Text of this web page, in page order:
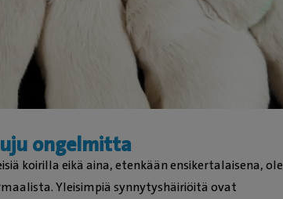
ongelmitta
koirilla eikä aina, etenkään ensikertalaisena, ole
Yleisimpiä synnytyshäiriöitä ovat